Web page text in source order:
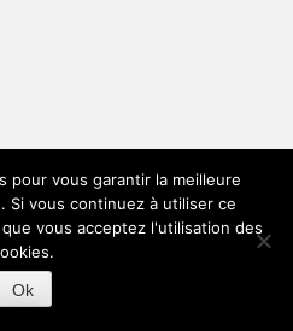
pour vous garantir la meilleure
Si vous continuez à utiliser ce
vous acceptez l'utilisation des
Ok